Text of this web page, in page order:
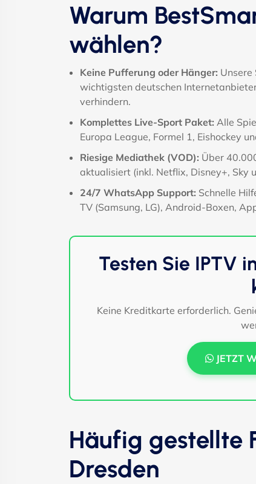
Warum
wählen?
Keine Pufferung oder Hänger:
wichtigsten deutschen
verhindern.
Komplettes Live-Sport Paket: Alle
Europa League, Formel 1, Eishockey
Riesige Mediathek (VOD): Über
aktualisiert (inkl. Netflix, Disney+, Sky
24/7 WhatsApp Support: Schnelle
TV (Samsung, LG), Android-Boxen,
Testen Sie IPTV
Keine Kreditkarte erforderlich.
JETZT
Häufig gestellte
Dresden